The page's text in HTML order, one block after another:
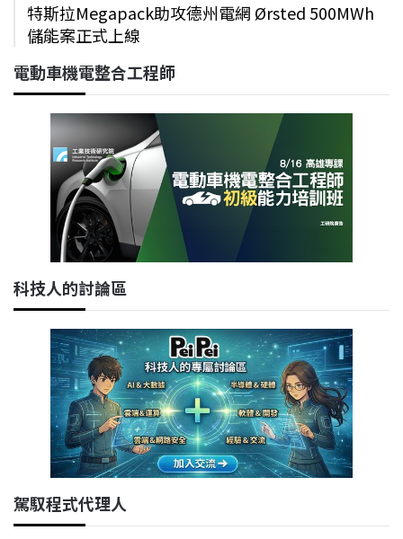
特斯拉Megapack助攻德州電網 Ørsted 500MWh
儲能案正式上線
電動車機電整合工程師
科技人的討論區
駕馭程式代理人